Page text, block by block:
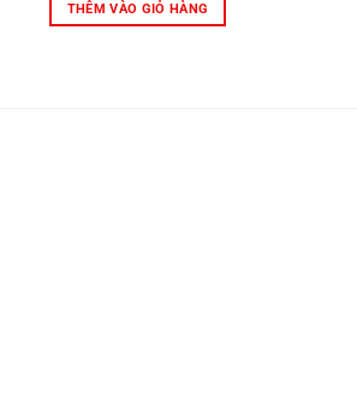
THÊM VÀO GIỎ HÀNG